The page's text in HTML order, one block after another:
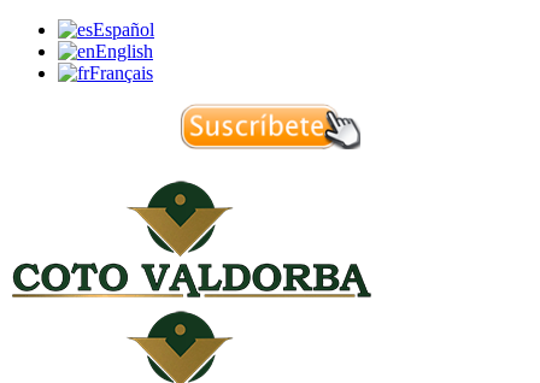
Español
English
Français